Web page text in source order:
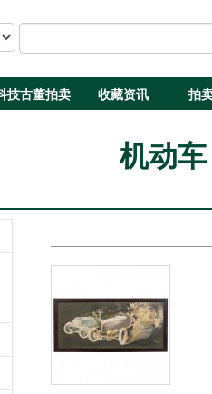
技古董拍卖 收藏资讯 拍
机动